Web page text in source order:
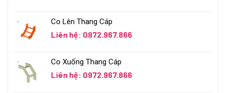
Co Lên Thang Cáp
Liên hệ: 0972.967.866
Co Xuống Thang Cáp
Liên hệ: 0972.967.866